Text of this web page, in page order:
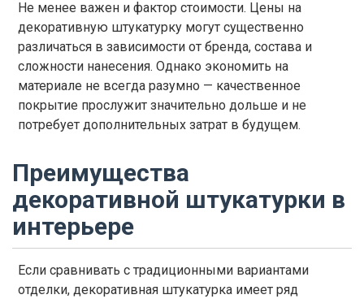
Не менее важен и фактор стоимости. Цены на
декоративную штукатурку могут существенно
различаться в зависимости от бренда, состава и
сложности нанесения. Однако экономить на
материале не всегда разумно — качественное
покрытие прослужит значительно дольше и не
потребует дополнительных затрат в будущем.
Преимущества
декоративной штукатурки в
интерьере
Если сравнивать с традиционными вариантами
отделки, декоративная штукатурка имеет ряд